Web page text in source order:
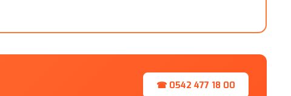
☎ 0542 477 18 00